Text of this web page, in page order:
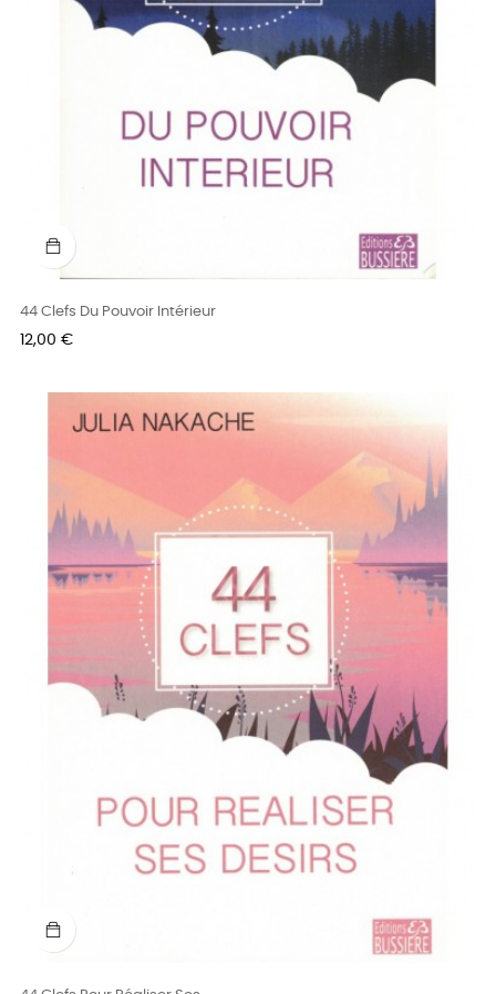
44 Clefs Du Pouvoir Intérieur
Prix
12,00 €